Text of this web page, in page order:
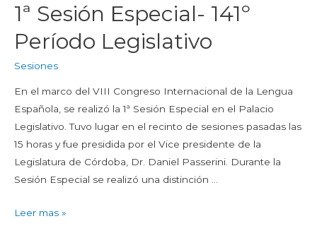
1ª Sesión Especial- 141º
Período Legislativo
Sesiones
En el marco del VIII Congreso Internacional de la Lengua
Española, se realizó la 1ª Sesión Especial en el Palacio
Legislativo. Tuvo lugar en el recinto de sesiones pasadas las
15 horas y fue presidida por el Vice presidente de la
Legislatura de Córdoba, Dr. Daniel Passerini. Durante la
Sesión Especial se realizó una distinción …
Leer mas »